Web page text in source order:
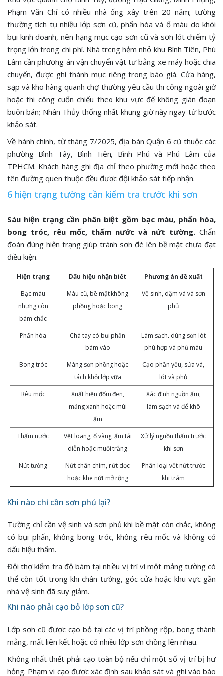
Phạm Văn Chí có nhiều nhà ống xây trên 20 năm; tường
thường tích tụ nhiều lớp sơn cũ, phấn hóa và ố màu do khói
bụi kinh doanh, nên hạng mục cạo sơn cũ và sơn lót chiếm tỷ
trọng lớn trong chi phí. Nhà trong hẻm nhỏ khu Bình Tiên, Phú
Lâm cần phương án vận chuyển vật tư bằng xe máy hoặc chia
chuyến, được ghi thành mục riêng trong báo giá. Cửa hàng,
sạp và kho hàng quanh chợ thường yêu cầu thi công ngoài giờ
hoặc thi công cuốn chiếu theo khu vực để không gián đoạn
buôn bán; Nhân Thủy thống nhất khung giờ này ngay từ bước
khảo sát.
Về hành chính, từ tháng 7/2025, địa bàn Quận 6 cũ thuộc các
phường Bình Tây, Bình Tiên, Bình Phú và Phú Lâm của
TPHCM. Khách hàng ghi địa chỉ theo phường mới hoặc theo
tên đường quen thuộc đều được đội khảo sát tiếp nhận.
6 hiện trạng tường cần kiểm tra trước khi sơn
Sáu hiện trạng cần phân biệt gồm bạc màu, phấn hóa,
bong tróc, rêu mốc, thấm nước và nứt tường.Chẩn
đoán đúng hiện trạng giúp tránh sơn đè lên bề mặt chưa đạt
điều kiện.
Hiện trạng Dấu hiệu nhận biết
Phương án đề xuất
Bạc màu
nhưng còn
bám chắc
Màu cũ, bề mặt không
phồng hoặc bong
Vệ sinh, dặm vá và sơn
phủ
Phấn hóa
Chà tay có bụi phấn
bám vào
Làm sạch, dùng sơn lót
phù hợp và phủ màu
Bong tróc
Màng sơn phồng hoặc
tách khỏi lớp vữa
Cạo phần yếu, sửa vá,
lót và phủ
Rêu mốc
Xuất hiện đốm đen,
mảng xanh hoặc mùi
ẩm
Xác định nguồn ẩm,
làm sạch và để khô
Thấm nước
Vệt loang, ố vàng, ẩm tái
diễn hoặc muối trắng
Xử lý nguồn thấm trước
khi sơn
Nứt tường
Nứt chân chim, nứt dọc
hoặc khe nứt mở rộng
Phân loại vết nứt trước
khi trám
Khi nào chỉ cần sơn phủ lại?
Tường chỉ cần vệ sinh và sơn phủ khi bề mặt còn chắc, không
có bụi phấn, không bong tróc, không rêu mốc và không có
dấu hiệu thấm.
Đội thợ kiểm tra độ bám tại nhiều vị trí vì một mảng tường có
thể còn tốt trong khi chân tường, góc cửa hoặc khu vực gần
nhà vệ sinh đã suy giảm.
Khi nào phải cạo bỏ lớp sơn cũ?
Lớp sơn cũ được cạo bỏ tại các vị trí phồng rộp, bong thành
mảng, mất liên kết hoặc có nhiều lớp sơn chồng lên nhau.
Không nhất thiết phải cạo toàn bộ nếu chỉ một số vị trí bị hư
hỏng. Phạm vi cạo được xác định sau khảo sát và ghi vào báo